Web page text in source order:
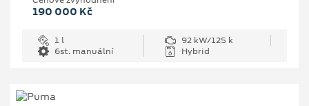
190 000 Kč
1 l
92 kW/125 k
6st. manuální
Hybrid